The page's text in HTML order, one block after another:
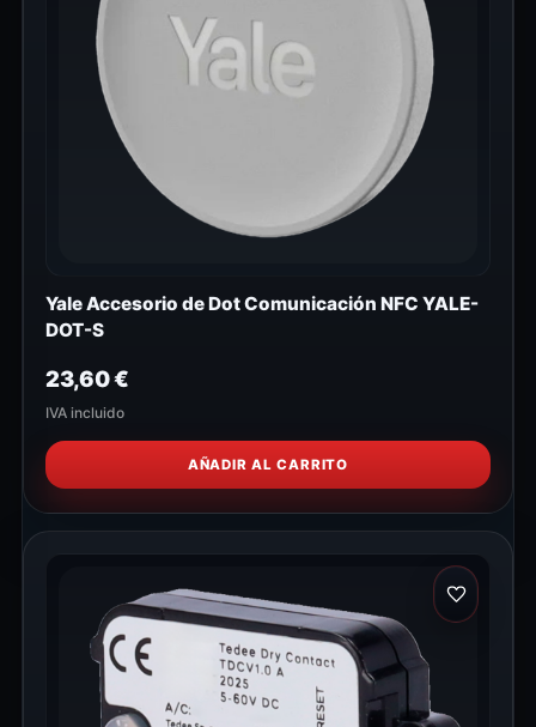
Yale Accesorio de Dot Comunicación NFC YALE-
DOT-S
23,60€
IVA incluido
AÑADIR AL CARRITO